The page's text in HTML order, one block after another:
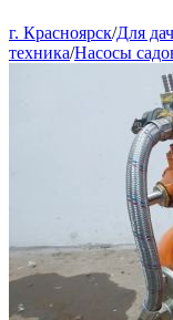
г. Красноярск/Для
техника/Насосы